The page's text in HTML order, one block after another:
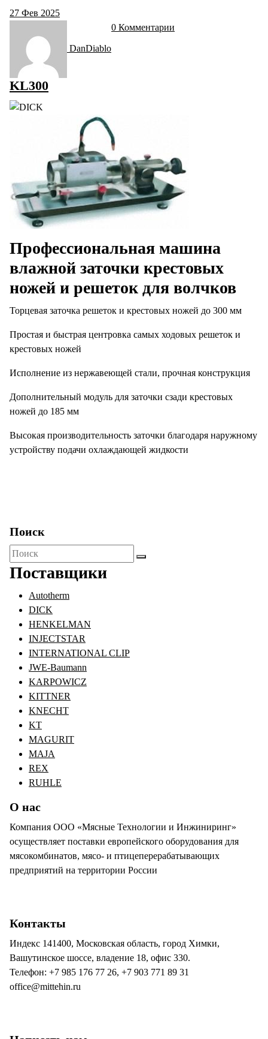
27 Фев 2025
DanDiablo
0 Комментарии
KL300
Профессиональная машина
влажной заточки крестовых
ножей и решеток для волчков
Торцевая заточка решеток и крестовых ножей до 300 мм
Простая и быстрая центровка самых ходовых решеток и
крестовых ножей
Исполнение из нержавеющей стали, прочная конструкция
Дополнительный модуль для заточки сзади крестовых
ножей до 185 мм
Высокая производительность заточки благодаря наружному
устройству подачи охлаждающей жидкости
Поиск
Поиск
для:
Поставщики
Autotherm
DICK
HENKELMAN
INJECTSTAR
INTERNATIONAL CLIP
JWE-Baumann
KARPOWICZ
KITTNER
KNECHT
KT
MAGURIT
MAJA
REX
RUHLE
О нас
Компания ООО «Мясные Технологии и Инжиниринг»
осуществляет поставки европейского оборудования для
мясокомбинатов, мясо- и птицеперерабатывающих
предприятий на территории России
Контакты
Индекс 141400, Московская область, город Химки,
Вашутинское шоссе, владение 18, офис 330.
Телефон: +7 985 176 77 26, +7 903 771 89 31
office@mittehin.ru